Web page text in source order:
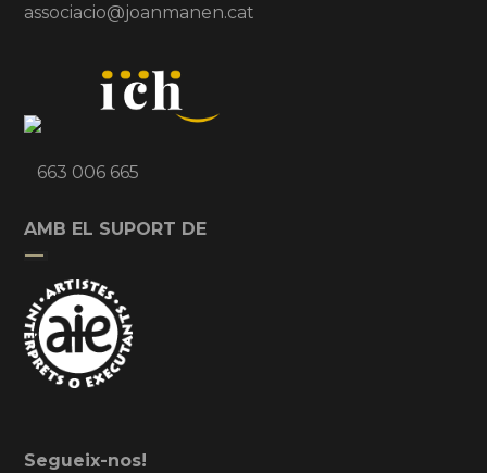
associacio@joanmanen.cat
663 006 665
AMB EL SUPORT DE
Segueix-nos!